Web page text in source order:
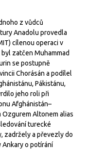
z vůdců
Anadolu provedla
cílenou operaci v
zatčen Muhammad
se postupně
Chorásán a podílel
Pákistánu,
jeho roli při
Afghánistán–
Ozgurem Altonem alias
turecké
zadržely a převezly do
Ankary o potírání